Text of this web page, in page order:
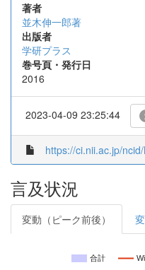
著者
並木伸一郎著
出版者
学研プラス
巻号頁・発行日
2016
2023-04-09 23:25:44
https://ci.nii.ac.jp/
言及状況
変動（ピーク前後）
合計